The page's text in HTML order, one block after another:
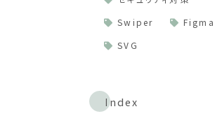
Swiper
Figma
SVG
Index